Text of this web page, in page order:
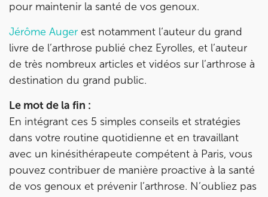
pour maintenir la santé de vos genoux.
Jérôme Auger est notamment l‘auteur du grand
livre de l’arthrose publié chez Eyrolles, et l’auteur
de très nombreux articles et vidéos sur l’arthrose à
destination du grand public.
Le mot de la fin :
En intégrant ces 5 simples conseils et stratégies
dans votre routine quotidienne et en travaillant
avec un kinésithérapeute compétent à Paris, vous
pouvez contribuer de manière proactive à la santé
de vos genoux et prévenir l’arthrose. N’oubliez pas
5 Rue Monge 92170 Vanves
5 Rue Monge 92170 Vanves
01 46 44 33 92
Prenez RDV sur
Prenez RDV sur
199 Bd Saint-Germain 75007 Paris
199 Bd Saint-Germain 75007 Paris
01 43 25 10 20
Prenez RDV sur